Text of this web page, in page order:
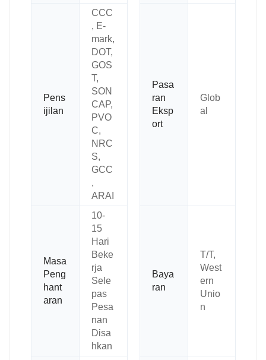
Pens
ijilan
CCC
, E-
mark,
DOT,
GOS
T,
SON
CAP,
PVO
C,
NRC
S,
GCC
,
ARAI
Pasa
ran
Eksp
ort
Glob
al
Masa
Peng
hant
aran
10-
15
Hari
Beke
rja
Sele
pas
Pesa
nan
Disa
hkan
Baya
ran
T/T,
West
ern
Unio
n